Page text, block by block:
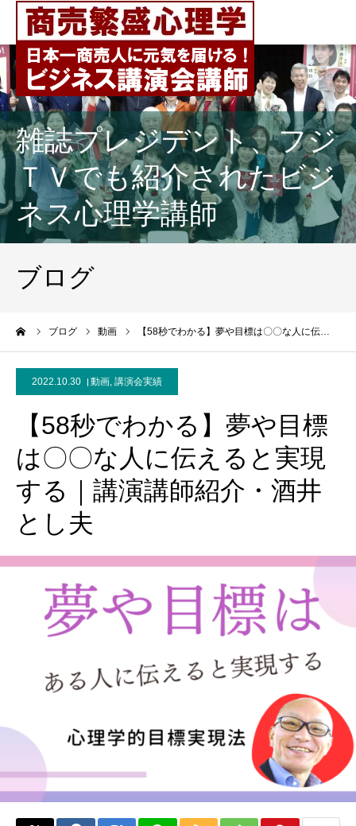
雑誌プレジデント、フジ
ＴＶでも紹介されたビジ
ネス心理学講師
ブログ
ブログ 動画 【58秒でわかる】夢や目標は〇〇な人に伝…
2022.10.30 動画, 講演会実績
【58秒でわかる】夢や目標
は〇〇な人に伝えると実現
する｜講演講師紹介・酒井
とし夫